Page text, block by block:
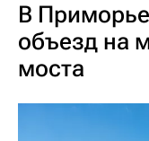
В
объезд на
моста